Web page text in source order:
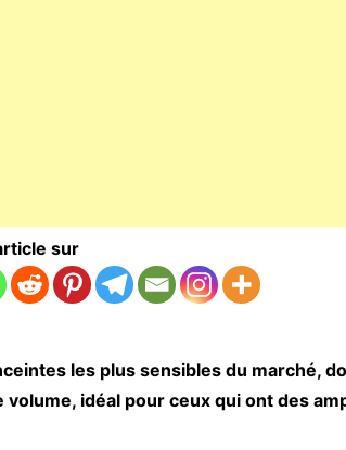
sur
les plus sensibles du marché,
volume, idéal pour ceux qui ont des